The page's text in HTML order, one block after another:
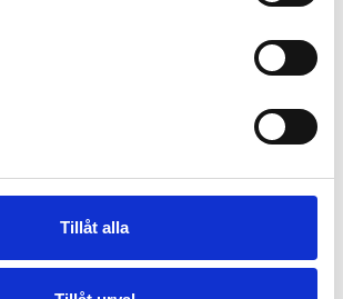
Tillåt alla